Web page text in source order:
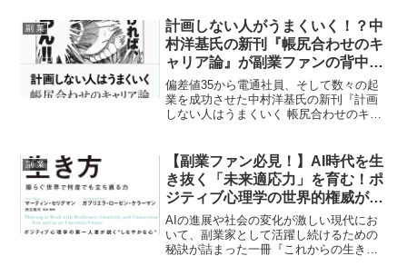
情報をお届けします。
副 業
計画しない人がうまくいく！？中
村洋基氏の新刊『帳尻合わせのキ
ャリア論』が副業ファンの背中を
押す！
偏差値35から電通社員、そして数々の起
業を成功させた中村洋基氏の新刊『計画
しない人はうまくいく 帳尻合わせのキャ
縛られず行動する「帳尻合わせ」のキャ
リア術で、副業やパラレルキャリアに悩
むあなたの推し活キャリアを力強く応援
します！
副 業
【副業ファン必見！】AI時代を生
き抜く「未来適応力」を育む！ポ
ジティブ心理学の世界的権威が贈
る『これからの生き方』が本日発
売！
AIの進展や社会の変化が激しい現代にお
いて、副業家として活躍し続けるための
秘訣が詰まった一冊『これからの生き方